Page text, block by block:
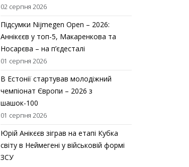
02 серпня 2026
Підсумки Nijmegen Open – 2026:
Аннікєєв у топ-5, Макаренкова та
Носарєва – на п’єдесталі
01 серпня 2026
В Естонії стартував молодіжний
чемпіонат Європи – 2026 з
шашок-100
01 серпня 2026
Юрій Анікєєв зіграв на етапі Кубка
світу в Неймегені у військовій формі
ЗСУ